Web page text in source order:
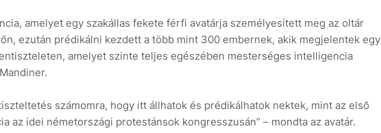
amelyet egy szakállas fekete férfi avatárja személyesített meg az oltár
ezután prédikálni kezdett a több mint 300 embernek, akik megjelentek egy
amelyet szinte teljes egészében mesterséges intelligencia
számomra, hogy itt állhatok és prédikálhatok nektek, mint az első
az idei németországi protestánsok kongresszusán” – mondta az avatár.